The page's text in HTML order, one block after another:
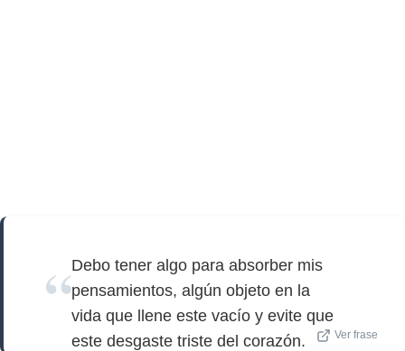
Debo tener algo para absorber mis
pensamientos, algún objeto en la
vida que llene este vacío y evite que
este desgaste triste del corazón.
Ver frase